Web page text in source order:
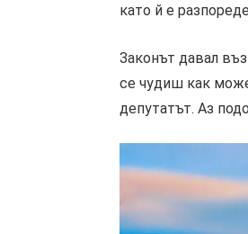
като й е
Законът давал
се чудиш как
депутатът. Аз